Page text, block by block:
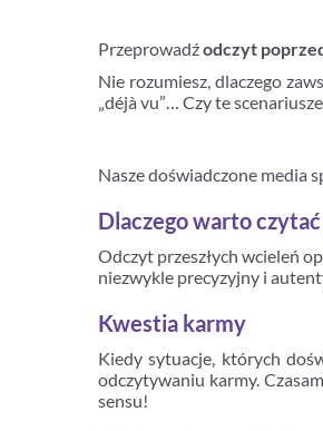
Przeprowadźodczyt
Nie rozumiesz, dlaczego
„déjà vu”… Czy te
Nasze doświadczone media
Dlaczego warto czytać
Odczyt przeszłych wcieleń
niezwykle precyzyjny i
Kwestia karmy
Kiedy sytuacje, których
odczytywaniu karmy.
sensu!